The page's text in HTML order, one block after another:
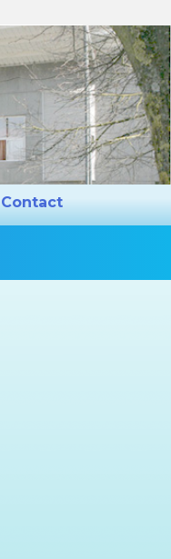
Contact
êtes
Liens